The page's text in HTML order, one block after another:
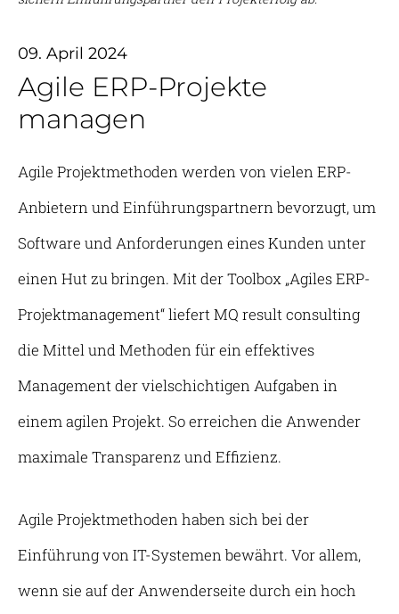
09. April 2024
Agile ERP-Projekte
managen
Agile Projektmethoden werden von vielen ERP-
Anbietern und Einführungspartnern bevorzugt, um
Software und Anforderungen eines Kunden unter
einen Hut zu bringen. Mit der Toolbox „Agiles ERP-
Projektmanagement“ liefert MQ result consulting
die Mittel und Methoden für ein effektives
Management der vielschichtigen Aufgaben in
einem agilen Projekt. So erreichen die Anwender
maximale Transparenz und Effizienz.
Agile Projektmethoden haben sich bei der
Einführung von IT-Systemen bewährt. Vor allem,
wenn sie auf der Anwenderseite durch ein hoch